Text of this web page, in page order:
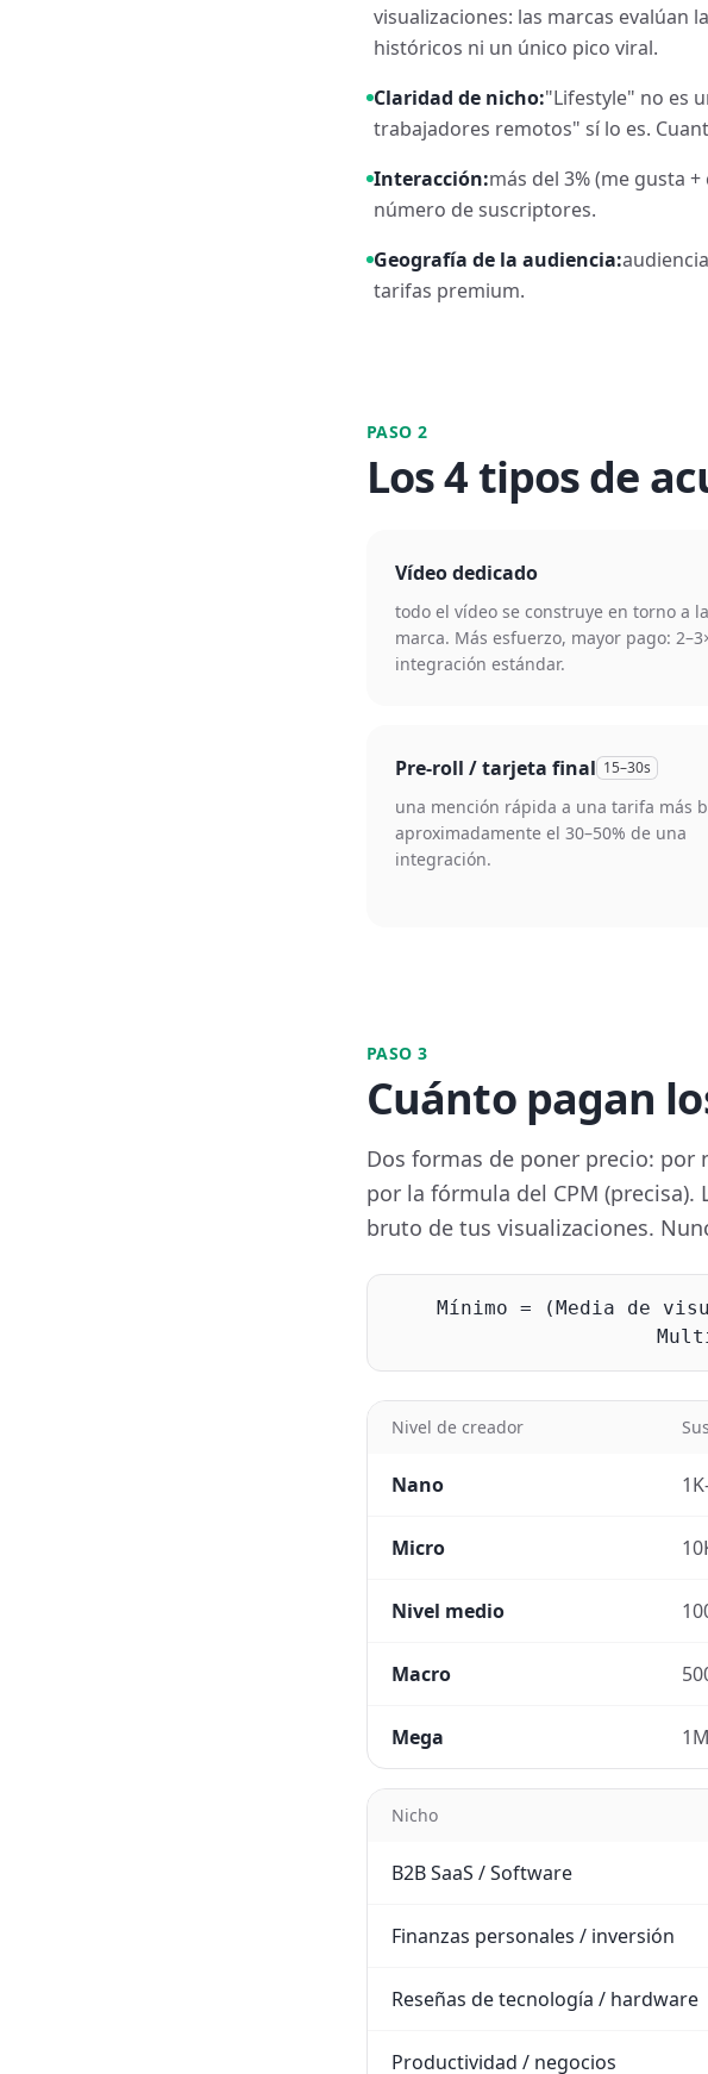
visualizaciones: las marcas evalúan
históricos ni un único pico viral.
Claridad de nicho:"Lifestyle" no es
trabajadores remotos" sí lo es.
Interacción:más del 3% (me gusta
número de suscriptores.
Geografía de la audiencia:
tarifas premium.
PASO 2
Los 4 tipos de
Vídeo dedicado
todo el vídeo se construye en torno a la
marca. Más esfuerzo, mayor pago:
integración estándar.
Pre-roll / tarjeta final 15–30s
una mención rápida a una tarifa más
aproximadamente el 30–50% de una
integración.
PASO 3
Cuánto pagan
Dos formas de poner precio: por
por la fórmula del CPM
bruto de tus visualizaciones.
Mínimo = (Media de
Nivel de creador
Nano
Micro
Nivel medio
Macro
Mega
Nicho
B2B SaaS / Software
Finanzas personales / inversión
Reseñas de tecnología / hardware
Productividad / negocios